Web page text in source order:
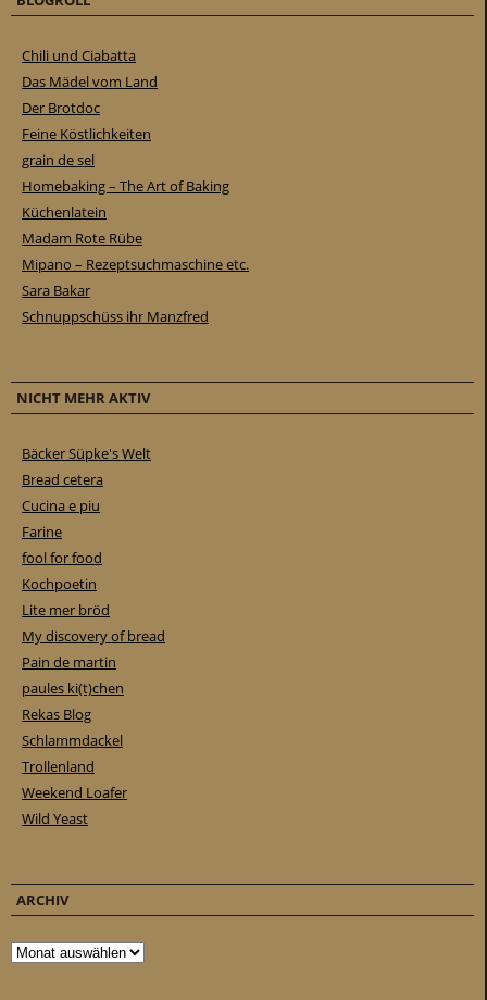
Chili und Ciabatta
Das Mädel vom Land
Der Brotdoc
Feine Köstlichkeiten
grain de sel
Homebaking – The Art of Baking
Küchenlatein
Madam Rote Rübe
Mipano – Rezeptsuchmaschine etc.
Sara Bakar
Schnuppschüss ihr Manzfred
NICHT MEHR AKTIV
Bäcker Süpke's Welt
Bread cetera
Cucina e piu
Farine
fool for food
Kochpoetin
Lite mer bröd
My discovery of bread
Pain de martin
paules ki(t)chen
Rekas Blog
Schlammdackel
Trollenland
Weekend Loafer
Wild Yeast
ARCHIV
Archiv